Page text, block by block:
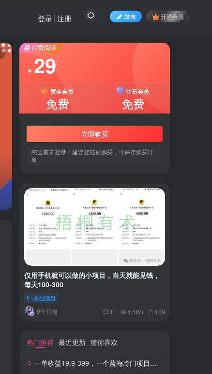
发布 开通会员
登录 注册
付费阅读
￥ 29
黄金会员
免费
钻石会员
免费
立即购买
您当前未登录！建议登陆后购买，可保存购买订
单
仅用手机就可以做的小项目，当天就能见钱，
每天100-300
副业项目
9个月前 11 4.5W+ 109
热门推荐 最近更新 猜你喜欢
一单收益19.9-399，一个蓝海冷门项目，在小红书上卖人事虚拟资料